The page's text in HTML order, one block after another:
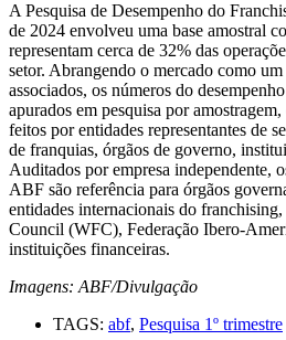
A Pesquisa de Desempenho do
de 2024 envolveu uma base amostral
representam cerca de 32% das
setor. Abrangendo o mercado como
associados, os números do
apurados em pesquisa por
feitos por entidades representantes de
de franquias, órgãos de governo,
Auditados por empresa independente,
ABF são referência para órgãos
entidades internacionais do
Council (WFC), Federação Ibero-
instituições financeiras.
Imagens: ABF/Divulgação
TAGS: abf, Pesquisa 1º trimestre